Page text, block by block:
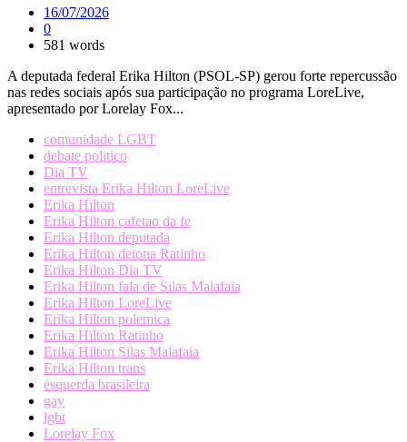
16/07/2026
0
581 words
A deputada federal Erika Hilton (PSOL-SP) gerou forte repercussão
nas redes sociais após sua participação no programa LoreLive,
apresentado por Lorelay Fox...
comunidade LGBT
debate politico
Dia TV
entrevista Erika Hilton LoreLive
Erika Hilton
Erika Hilton cafetao da fe
Erika Hilton deputada
Erika Hilton detona Ratinho
Erika Hilton Dia TV
Erika Hilton fala de Silas Malafaia
Erika Hilton LoreLive
Erika Hilton polemica
Erika Hilton Ratinho
Erika Hilton Silas Malafaia
Erika Hilton trans
esquerda brasileira
gay
lgbt
Lorelay Fox